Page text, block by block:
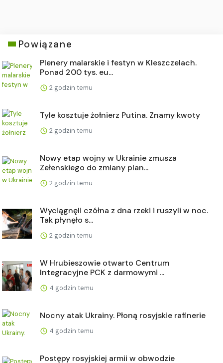
Powiązane
Plenery malarskie i festyn w Kleszczelach.
Ponad 200 tys. eu...
2 godzin temu
Tyle kosztuje żołnierz Putina. Znamy kwoty
2 godzin temu
Nowy etap wojny w Ukrainie zmusza
Zełenskiego do zmiany plan...
2 godzin temu
Wyciągnęli czółna z dna rzeki i ruszyli w noc.
Tak płynęło s...
2 godzin temu
W Hrubieszowie otwarto Centrum
Integracyjne PCK z darmowymi ...
4 godzin temu
Nocny atak Ukrainy. Płoną rosyjskie rafinerie
4 godzin temu
Postępy rosyjskiej armii w obwodzie